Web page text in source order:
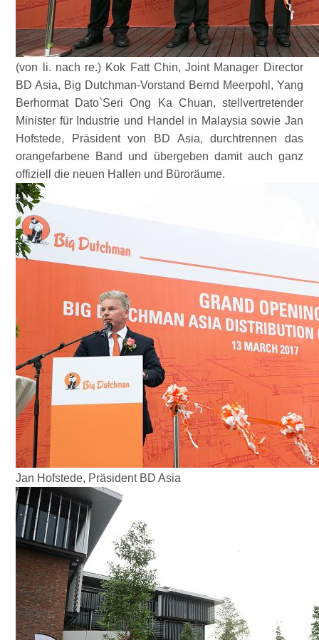
(von li. nach re.) Kok Fatt Chin, Joint Manager Director
BD Asia, Big Dutchman-Vorstand Bernd Meerpohl, Yang
Berhormat Dato`Seri Ong Ka Chuan, stellvertretender
Minister für Industrie und Handel in Malaysia sowie Jan
Hofstede, Präsident von BD Asia, durchtrennen das
orangefarbene Band und übergeben damit auch ganz
offiziell die neuen Hallen und Büroräume.
Jan Hofstede, Präsident BD Asia